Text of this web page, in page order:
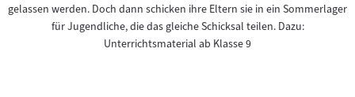
pgelassen werden. Doch dann schicken ihre Eltern sie in ein Sommerlager
für Jugendliche, die das gleiche Schicksal teilen. Dazu:
Unterrichtsmaterial ab Klasse 9